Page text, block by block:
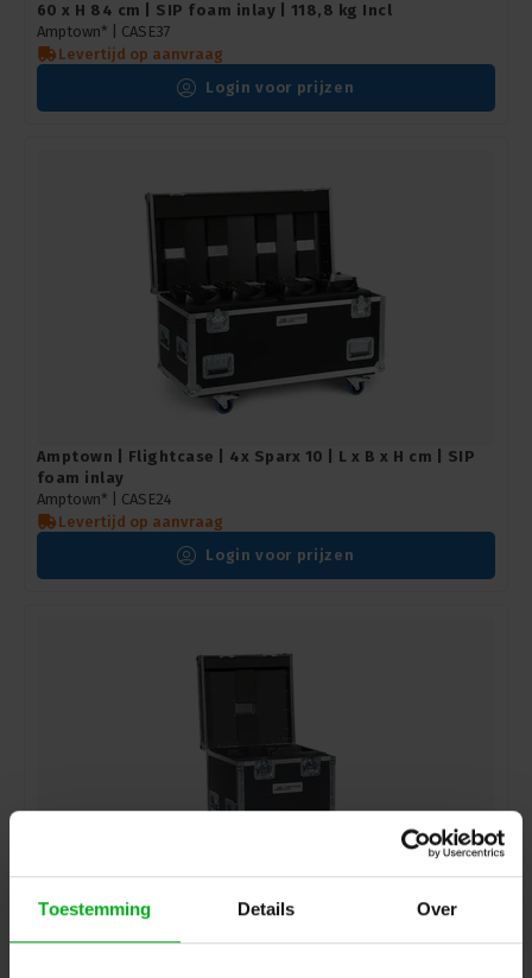
Toestemming Details Over
60 x H 84 cm | SIP foam inlay | 118,8 kg Incl
Amptown* | CASE37
Levertijd op aanvraag
Login voor prijzen
Amptown | Flightcase | 4x Sparx 10 | L x B x H cm | SIP
foam inlay
Amptown* | CASE24
Levertijd op aanvraag
Login voor prijzen
Amptown | CASE31 | Flightcase | 1x P18 | L 60 x B 58 x H
86 cm | SIP foam inlay | 80 kg Incl